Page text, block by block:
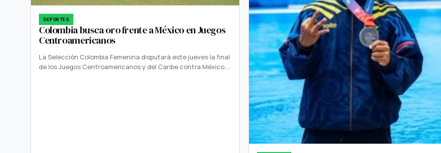
DEPORTES
Colombia busca oro frente a México en Juegos
Centroamericanos
La Selección Colombia Femenina disputará este jueves la final
de los Juegos Centroamericanos y del Caribe contra México.…